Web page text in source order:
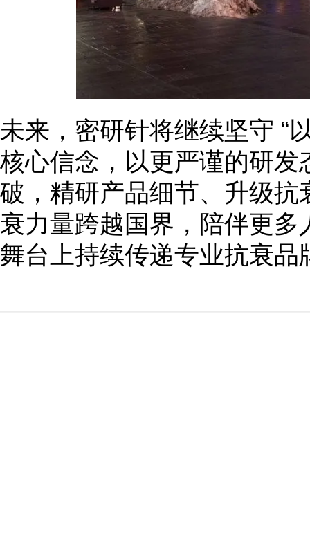
未来，密研针将继续坚守 “
核心信念，以更严谨的研
破，精研产品细节、升级
衰力量跨越国界，陪伴更
舞台上持续传递专业抗衰